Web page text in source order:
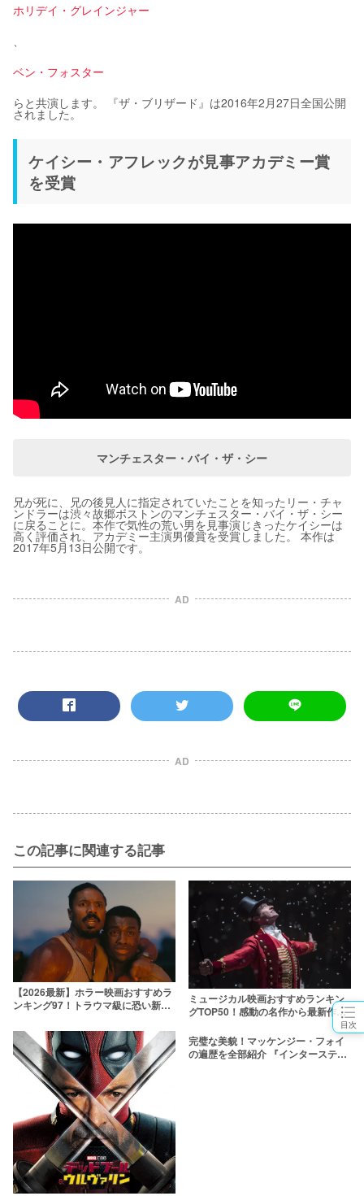
目次
ホリデイ・グレインジャー
ベン・フォスター
らと共演します。 『ザ・ブリザード』は2016年2月27日全国公開
されました。
ケイシー・アフレックが見事アカデミー賞
を受賞
マンチェスター・バイ・ザ・シー
兄が死に、兄の後見人に指定されていたことを知ったリー・チャ
ンドラーは渋々故郷ボストンのマンチェスター・バイ・ザ・シー
に戻ることに。本作で気性の荒い男を見事演じきったケイシーは
高く評価され、アカデミー主演男優賞を受賞しました。 本作は
2017年5月13日公開です。
AD
AD
この記事に関連する記事
【2026最新】ホラー映画おすすめラ
ンキング97！トラウマ級に恐い新旧
ミュージカル映画おすすめランキン
グTOP50！感動の名作から最新作ま
完璧な美貌！マッケンジー・フォイ
の遍歴を全部紹介 『インターステラ